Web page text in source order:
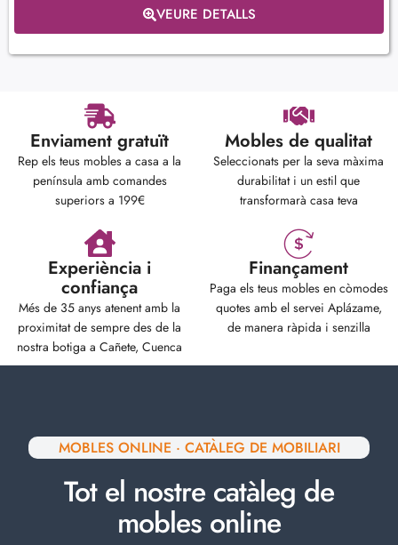
VEURE DETALLS
Enviament gratuït
Rep els teus mobles a casa a la
península amb comandes
superiors a 199€
Mobles de qualitat
Seleccionats per la seva màxima
durabilitat i un estil que
transformarà casa teva
Experiència i
confiança
Més de 35 anys atenent amb la
proximitat de sempre des de la
nostra botiga a Cañete, Cuenca
Finançament
Paga els teus mobles en còmodes
quotes amb el servei Aplázame,
de manera ràpida i senzilla
MOBLES ONLINE · CATÀLEG DE MOBILIARI
Tot el nostre catàleg de
mobles online